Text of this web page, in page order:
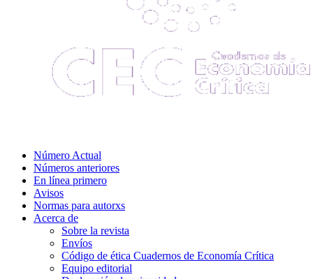
Número Actual
Números anteriores
En línea primero
Avisos
Normas para autorxs
Acerca de
Sobre la revista
Envíos
Código de ética Cuadernos de Economía Crítica
Equipo editorial